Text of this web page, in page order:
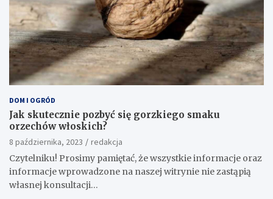
DOM I OGRÓD
Jak skutecznie pozbyć się gorzkiego smaku
orzechów włoskich?
8 października, 2023
redakcja
Czytelniku! Prosimy pamiętać, że wszystkie informacje oraz
informacje wprowadzone na naszej witrynie nie zastąpią
własnej konsultacji…